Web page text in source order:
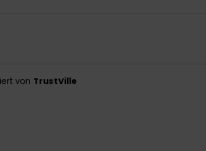
von TrustVille